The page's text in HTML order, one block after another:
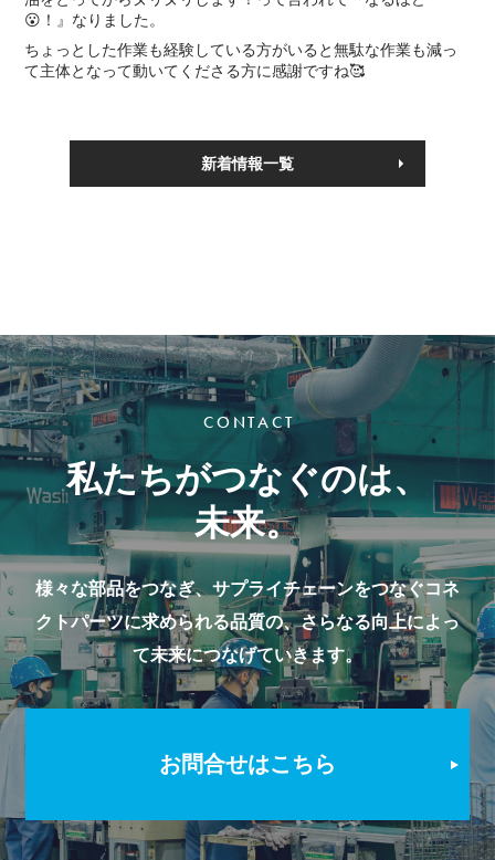
😮！』なりました。
ちょっとした作業も経験している方がいると無駄な作業も減っ
て主体となって動いてくださる方に感謝ですね🥰
新着情報一覧
CONTACT
私たちがつなぐのは、
未来。
様々な部品をつなぎ、サプライチェーンをつなぐコネ
クトパーツに求められる品質の、さらなる向上によっ
て未来につなげていきます。
お問合せはこちら